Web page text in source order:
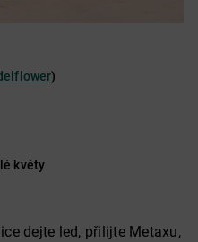
)
květy
dejte led, přilijte Metaxu,